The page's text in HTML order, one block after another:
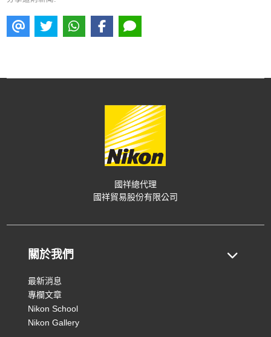
國祥總代理
國祥貿易股份有限公司
關於我們
最新消息
專欄文章
Nikon School
Nikon Gallery